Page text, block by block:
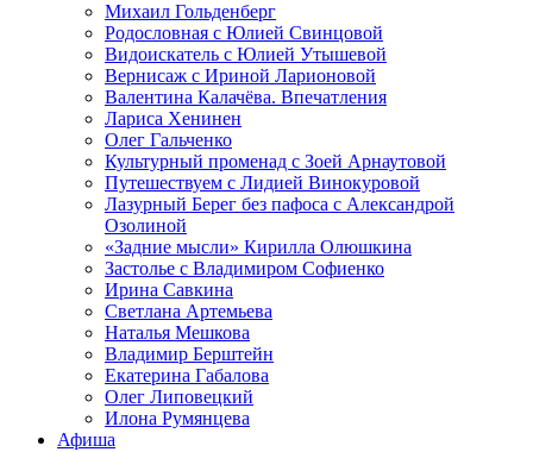
Михаил Гольденберг
Родословная с Юлией Свинцовой
Видоискатель с Юлией Утышевой
Вернисаж с Ириной Ларионовой
Валентина Калачёва. Впечатления
Лариса Хенинен
Олег Гальченко
Культурный променад с Зоей Арнаутовой
Путешествуем с Лидией Винокуровой
Лазурный Берег без пафоса с Александрой
Озолиной
«Задние мысли» Кирилла Олюшкина
Застолье с Владимиром Софиенко
Ирина Савкина
Светлана Артемьева
Наталья Мешкова
Владимир Берштейн
Екатерина Габалова
Олег Липовецкий
Илона Румянцева
Афиша